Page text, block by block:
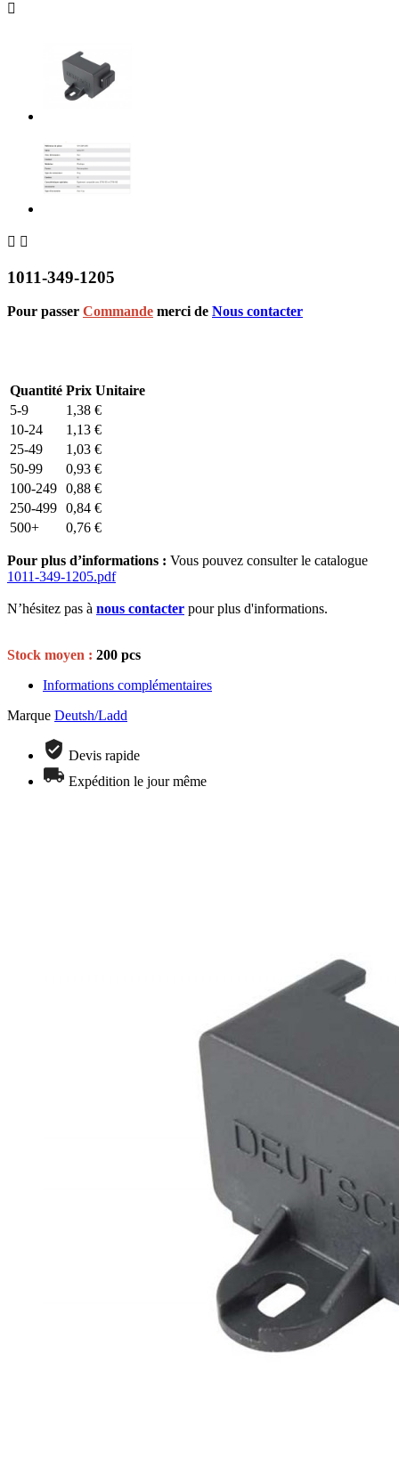

 
1011-349-1205
Pour passer Commande merci de Nous contacter
Quantité Prix Unitaire
5-9
1,38 €
10-24
1,13 €
25-49
1,03 €
50-99
0,93 €
100-249 0,88 €
250-499 0,84 €
500+
0,76 €
Pour plus d’informations : Vous pouvez consulter le catalogue
1011-349-1205.pdf
N’hésitez pas à nous contacter pour plus d'informations.
Stock moyen : 200 pcs
Informations complémentaires
Marque Deutsh/Ladd
Devis rapide
Expédition le jour même